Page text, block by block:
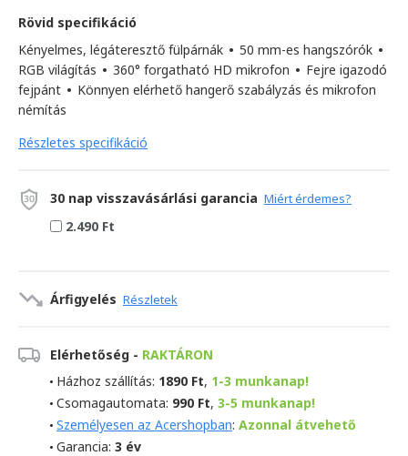
Rövid specifikáció
Kényelmes, légáteresztő fülpárnák • 50 mm-es hangszórók •
RGB világítás • 360° forgatható HD mikrofon • Fejre igazodó
fejpánt • Könnyen elérhető hangerő szabályzás és mikrofon
némítás
Részletes specifikáció
30 nap visszavásárlási garancia Miért érdemes?
2.490 Ft
Árfigyelés Részletek
Elérhetőség - RAKTÁRON
Házhoz szállítás: 1890 Ft, 1-3 munkanap!
Csomagautomata: 990 Ft, 3-5 munkanap!
Személyesen az Acershopban: Azonnal átvehető
Garancia: 3 év